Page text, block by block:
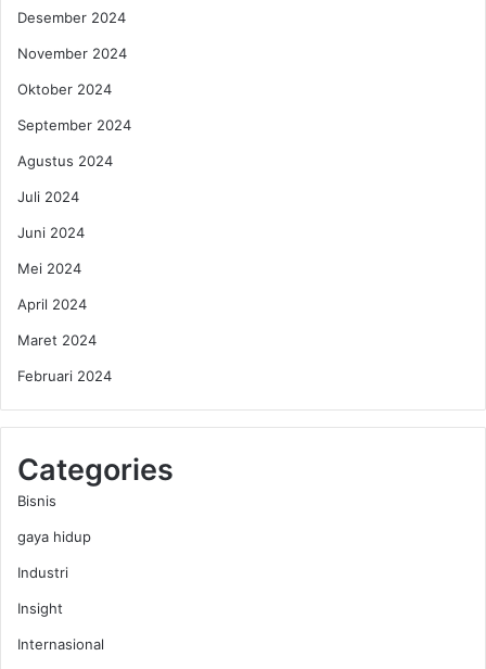
u
L
h
!
Desember 2024
November 2024
Oktober 2024
September 2024
Agustus 2024
Juli 2024
Juni 2024
Mei 2024
April 2024
Maret 2024
Februari 2024
Categories
Bisnis
gaya hidup
Industri
Insight
Internasional